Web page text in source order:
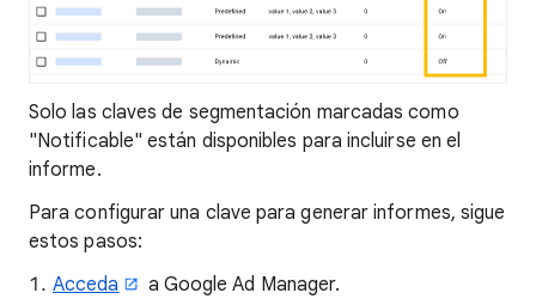
Solo las claves de segmentación marcadas como
"Notificable" están disponibles para incluirse en el
informe.
Para configurar una clave para generar informes, sigue
estos pasos:
Acceda
a Google Ad Manager.